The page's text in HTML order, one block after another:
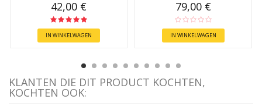
42,00 €
IN WINKELWAGEN
79,00 €
IN WINKELWAGEN
KLANTEN DIE DIT PRODUCT KOCHTEN,
KOCHTEN OOK: